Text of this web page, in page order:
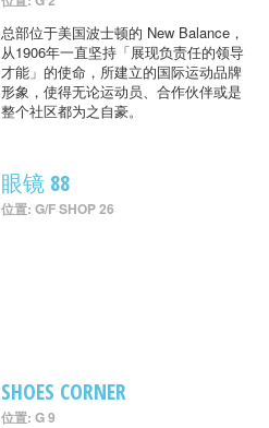
总部位于美国波士顿的 New Balance，
从1906年一直坚持「展现负责任的领导
才能」的使命，所建立的国际运动品牌
形象，使得无论运动员、合作伙伴或是
整个社区都为之自豪。
眼镜 88
位置: G/F SHOP 26
SHOES CORNER
位置: G 9